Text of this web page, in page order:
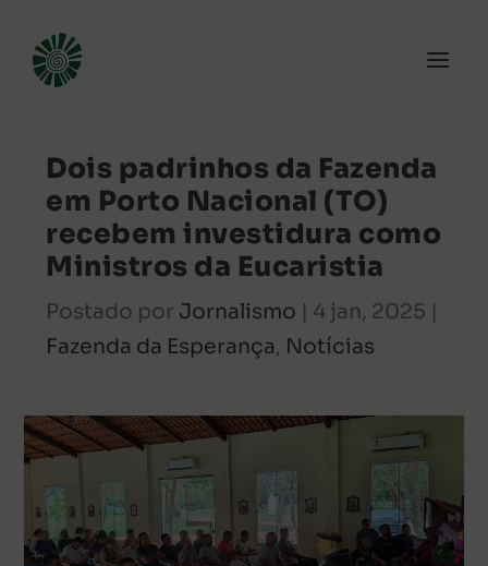
Dois padrinhos da Fazenda
em Porto Nacional (TO)
recebem investidura como
Ministros da Eucaristia
Postado por Jornalismo | 4 jan, 2025 |
Fazenda da Esperança, Notícias